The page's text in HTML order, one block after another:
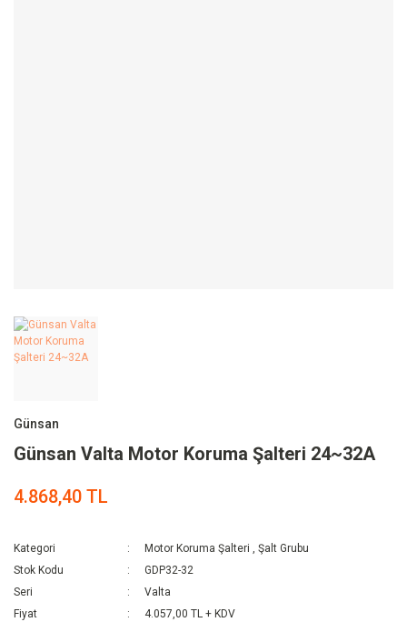
Günsan
Günsan Valta Motor Koruma Şalteri 24~32A
4.868,40 TL
Kategori Motor Koruma Şalteri ,Şalt Grubu
Stok Kodu
GDP32-32
Seri
Valta
Fiyat
4.057,00 TL + KDV